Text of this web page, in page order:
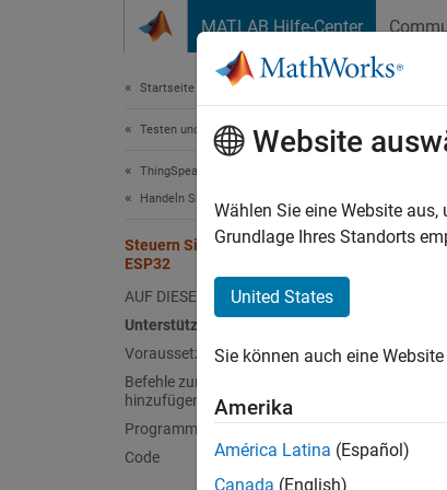
MATLAB Hilfe-Center
Startseite der Dokumentation
Testen und Messen
ThingSpeak
Handeln Sie auf Datenbasis
Steuern Sie ein Licht mit TalkBack auf
ESP32
AUF DIESER SEITE
Unterstützte Hardware
Voraussetzungen
Befehle zur TalkBack-Warteschlange
hinzufügen
Programmieren Sie Ihren ESP32
Code
Website
Wählen Sie eine Website
Grundlage Ihres Standorts
United States
Sie können auch eine
Amerika
América Latina (Español)
Canada (English)